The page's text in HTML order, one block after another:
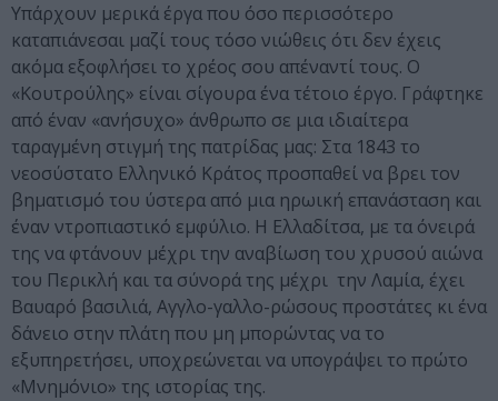
Υπάρχουν μερικά έργα που όσο περισσότερο
καταπιάνεσαι μαζί τους τόσο νιώθεις ότι δεν έχεις
ακόμα εξοφλήσει το χρέος σου απέναντί τους. Ο
«Κουτρούλης» είναι σίγουρα ένα τέτοιο έργο. Γράφτηκε
από έναν «ανήσυχο» άνθρωπο σε μια ιδιαίτερα
ταραγμένη στιγμή της πατρίδας μας: Στα 1843 το
νεοσύστατο Ελληνικό Κράτος προσπαθεί να βρει τον
βηματισμό του ύστερα από μια ηρωική επανάσταση και
έναν ντροπιαστικό εμφύλιο. Η Ελλαδίτσα, με τα όνειρά
της να φτάνουν μέχρι την αναβίωση του χρυσού αιώνα
του Περικλή και τα σύνορά της μέχρι την Λαμία, έχει
Βαυαρό βασιλιά, Αγγλο-γαλλο-ρώσους προστάτες κι ένα
δάνειο στην πλάτη που μη μπορώντας να το
εξυπηρετήσει, υποχρεώνεται να υπογράψει το πρώτο
«Μνημόνιο» της ιστορίας της.